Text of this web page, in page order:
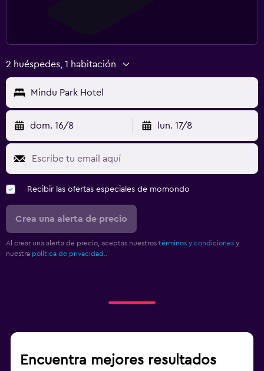
2 huéspedes, 1 habitación
Mindu Park Hotel
dom. 16/8 lun. 17/8
Recibir las ofertas especiales de momondo
Crea una alerta de precio
Al crear una alerta de precio, aceptas nuestros términos y condiciones y
nuestra política de privacidad.
Encuentra mejores resultados